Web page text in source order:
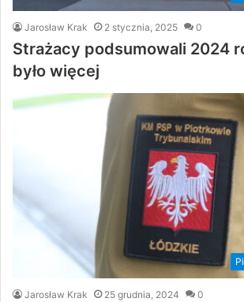
Jarosław Krak 2 stycznia, 2025 0
Strażacy podsumowali 2024
było więcej
Jarosław Krak 25 grudnia, 2024 0